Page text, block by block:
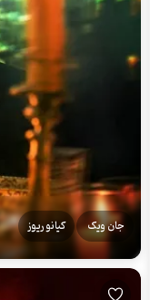
جان ویک کیانو ریوز